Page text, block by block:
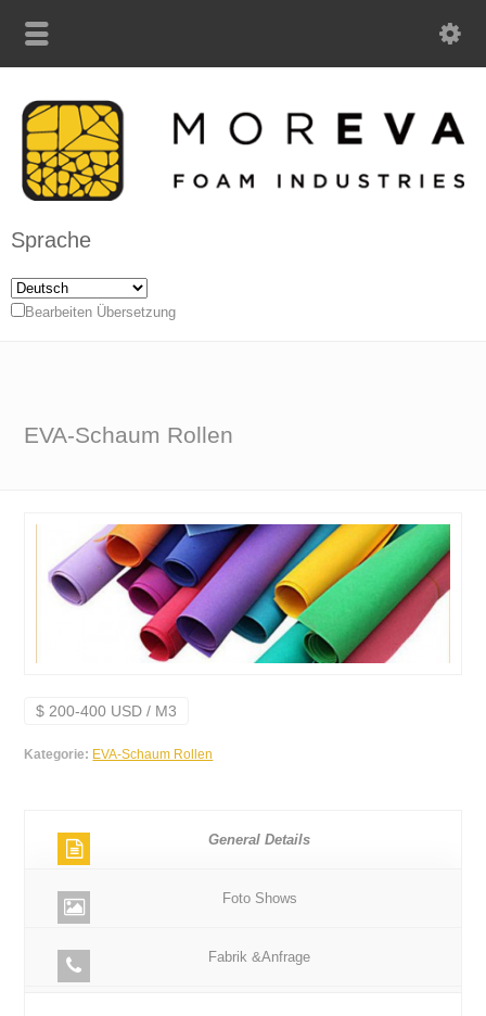
Sprache
Bearbeiten Übersetzung
EVA-Schaum Rollen
$ 200-400 USD / M3
Kategorie: EVA-Schaum Rollen
General Details
Foto Shows
Fabrik &Anfrage